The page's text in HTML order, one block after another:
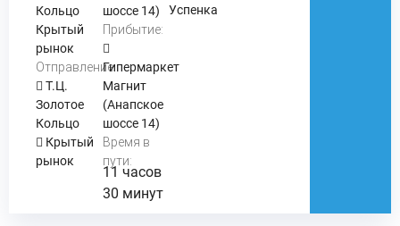
Кольцо
Крытый
рынок
Отправление:
Т.Ц.
Золотое
Кольцо
Крытый
рынок
шоссе 14)
Прибытие:
Гипермаркет
Магнит
(Анапское
шоссе 14)
Время в
пути:
11 часов
30 минут
Успенка